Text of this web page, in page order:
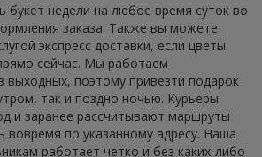
букет недели на любое время суток во
заказа. Также вы можете
экспресс доставки, если цветы
сейчас. Мы работаем
выходных, поэтому привезти подарок
так и поздно ночью. Курьеры
и заранее рассчитывают маршруты
вовремя по указанному адресу. Наша
работает четко и без каких-либо